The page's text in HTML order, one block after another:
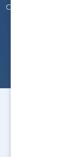
Ook verkrijgbaar